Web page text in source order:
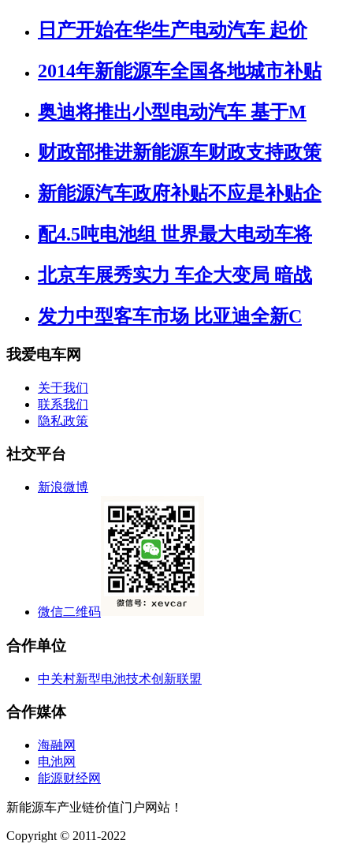
日产开始在华生产电动汽车 起价
2014年新能源车全国各地城市补贴
奥迪将推出小型电动汽车 基于M
财政部推进新能源车财政支持政策
新能源汽车政府补贴不应是补贴企
配4.5吨电池组 世界最大电动车将
北京车展秀实力 车企大变局 暗战
发力中型客车市场 比亚迪全新C
我爱电车网
关于我们
联系我们
隐私政策
社交平台
新浪微博
微信二维码
合作单位
中关村新型电池技术创新联盟
合作媒体
海融网
电池网
能源财经网
新能源车产业链价值门户网站！
Copyright © 2011-2022